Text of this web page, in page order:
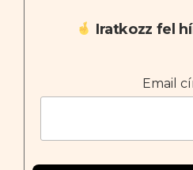
Iratkozz fel
Email